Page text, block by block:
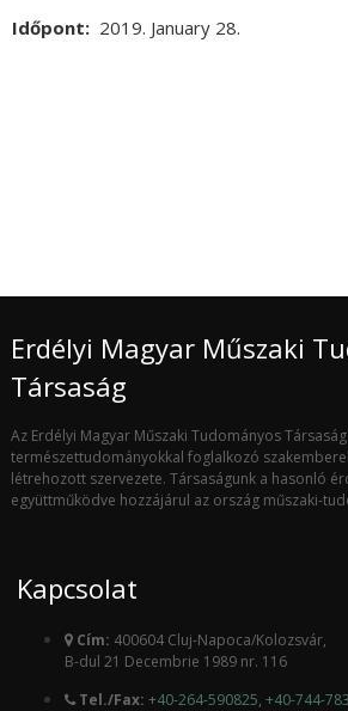
Időpont 2019. January 28.
Erdélyi Magyar Műszaki
Társaság
Az Erdélyi Magyar Műszaki Tudományos Társaság
természettudományokkal foglalkozó
létrehozott szervezete. Társaságunk a hasonló
együttműködve hozzájárul az ország műszaki-
Kapcsolat
Cím: 400604 Cluj-Napoca/Kolozsvár,
B-dul 21 Decembrie 1989 nr. 116
Tel./Fax: +40-264-590825, +40-744-